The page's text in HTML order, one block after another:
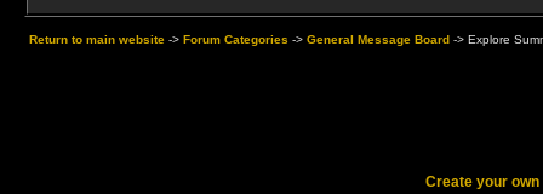
Return to main website -> Forum Categories -> General Message Board -> Explore
Create your own